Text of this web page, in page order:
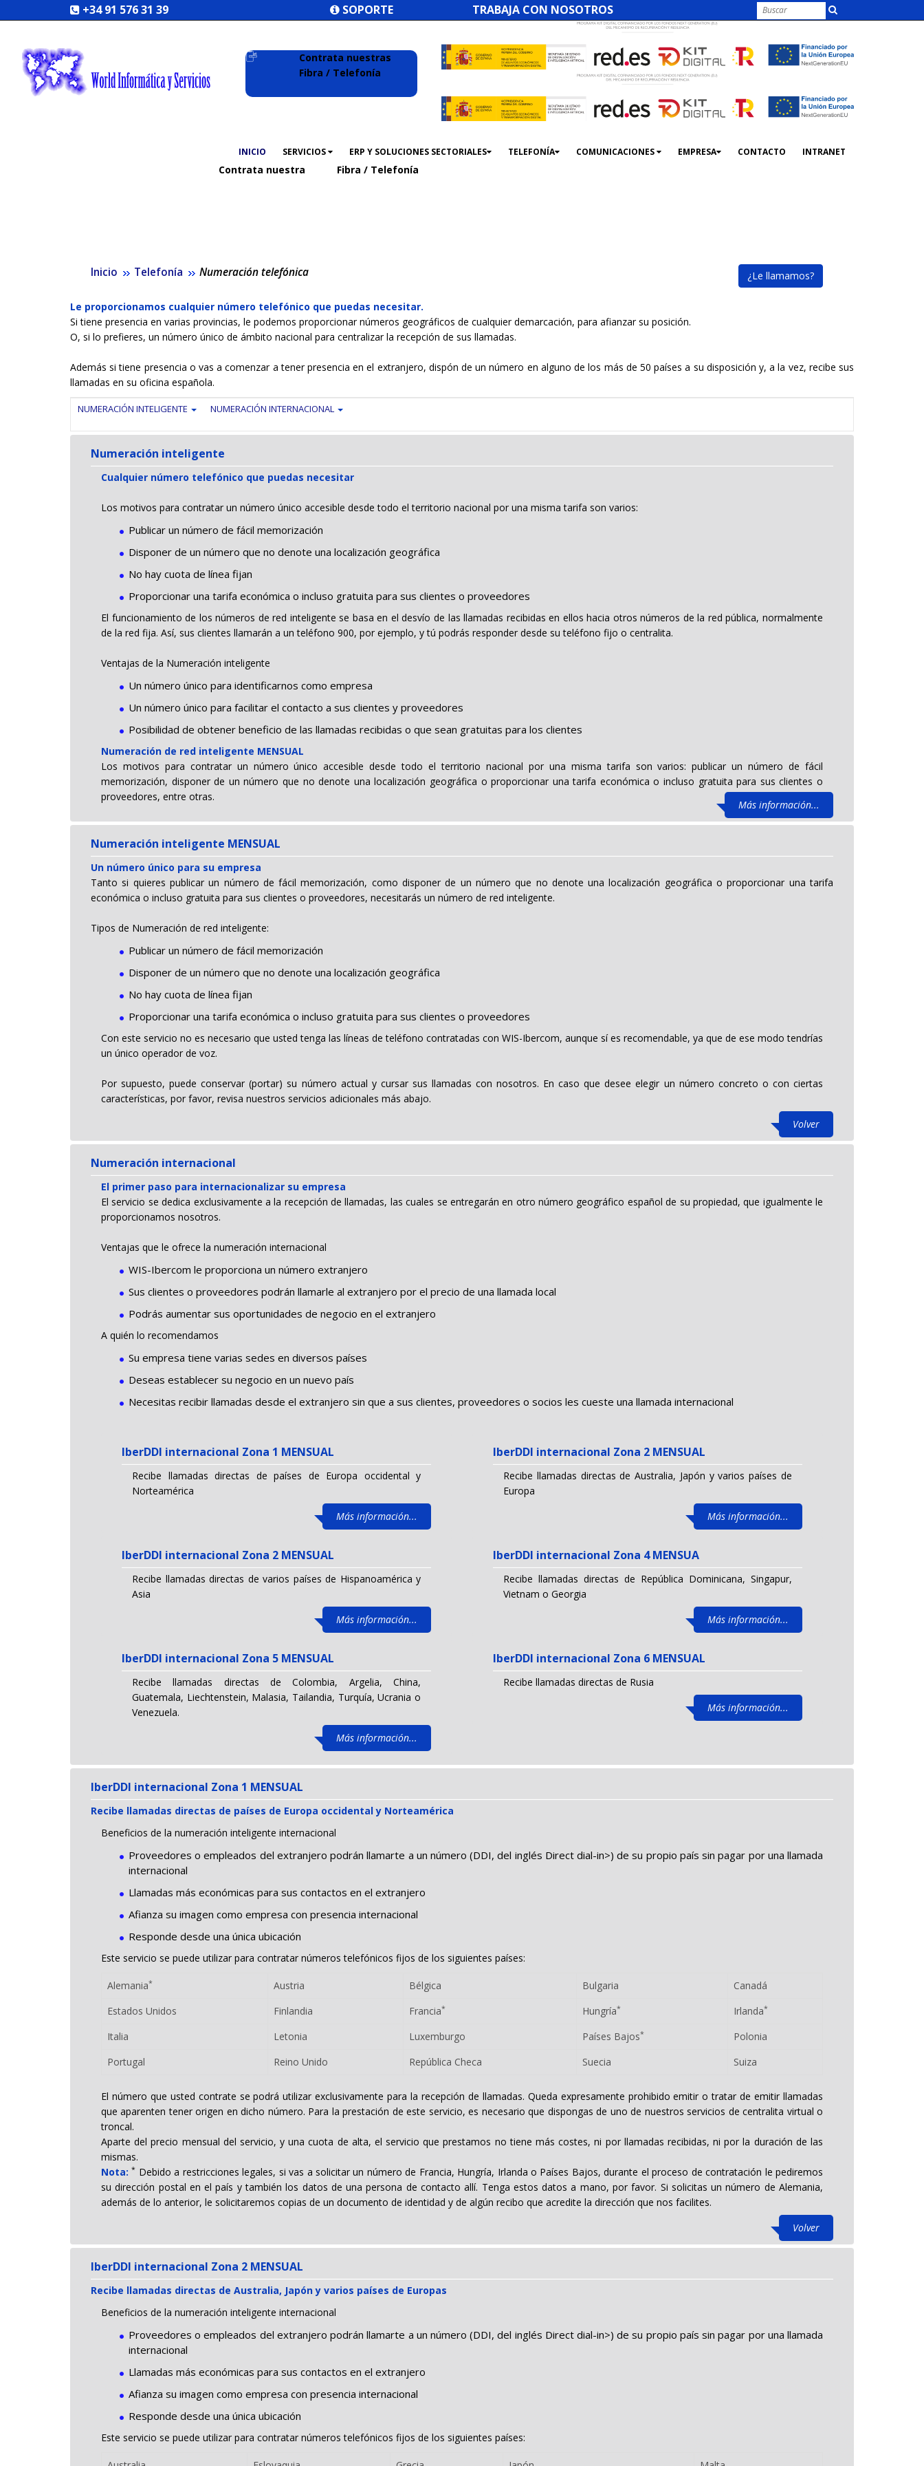
+34 91 576 31 39 SOPORTE TRABAJA CON NOSOTROS
Contrata nuestras
Fibra / Telefonía
INICIO SERVICIOS ERP Y SOLUCIONES SECTORIALES TELEFONÍA COMUNICACIONES EMPRESA CONTACTO INTRANET
Contrata nuestra Fibra / Telefonía
Inicio Telefonía Numeración telefónica ¿Le llamamos?
Le proporcionamos cualquier número telefónico que puedas necesitar.
Si tiene presencia en varias provincias, le podemos proporcionar números geográficos de cualquier demarcación, para afianzar su posición.
O, si lo prefieres, un número único de ámbito nacional para centralizar la recepción de sus llamadas.
Además si tiene presencia o vas a comenzar a tener presencia en el extranjero, dispón de un número en alguno de los más de 50 países a su disposición y, a la vez, recibe sus
llamadas en su oficina española.
NUMERACIÓN INTELIGENTE NUMERACIÓN INTERNACIONAL
Numeración inteligente
Cualquier número telefónico que puedas necesitar
Los motivos para contratar un número único accesible desde todo el territorio nacional por una misma tarifa son varios:
Publicar un número de fácil memorización
Disponer de un número que no denote una localización geográfica
No hay cuota de línea fijan
Proporcionar una tarifa económica o incluso gratuita para sus clientes o proveedores
El funcionamiento de los números de red inteligente se basa en el desvío de las llamadas recibidas en ellos hacia otros números de la red pública, normalmente
de la red fija. Así, sus clientes llamarán a un teléfono 900, por ejemplo, y tú podrás responder desde su teléfono fijo o centralita.
Ventajas de la Numeración inteligente
Un número único para identificarnos como empresa
Un número único para facilitar el contacto a sus clientes y proveedores
Posibilidad de obtener beneficio de las llamadas recibidas o que sean gratuitas para los clientes
Numeración de red inteligente MENSUAL
Los motivos para contratar un número único accesible desde todo el territorio nacional por una misma tarifa son varios: publicar un número de fácil
memorización, disponer de un número que no denote una localización geográfica o proporcionar una tarifa económica o incluso gratuita para sus clientes o
proveedores, entre otras.
Más información...
Numeración inteligente MENSUAL
Un número único para su empresa
Tanto si quieres publicar un número de fácil memorización, como disponer de un número que no denote una localización geográfica o proporcionar una tarifa
económica o incluso gratuita para sus clientes o proveedores, necesitarás un número de red inteligente.
Tipos de Numeración de red inteligente:
Publicar un número de fácil memorización
Disponer de un número que no denote una localización geográfica
No hay cuota de línea fijan
Proporcionar una tarifa económica o incluso gratuita para sus clientes o proveedores
Con este servicio no es necesario que usted tenga las líneas de teléfono contratadas con WIS-Ibercom, aunque sí es recomendable, ya que de ese modo tendrías
un único operador de voz.
Por supuesto, puede conservar (portar) su número actual y cursar sus llamadas con nosotros. En caso que desee elegir un número concreto o con ciertas
características, por favor, revisa nuestros servicios adicionales más abajo.
Volver
Numeración internacional
El primer paso para internacionalizar su empresa
El servicio se dedica exclusivamente a la recepción de llamadas, las cuales se entregarán en otro número geográfico español de su propiedad, que igualmente le
proporcionamos nosotros.
Ventajas que le ofrece la numeración internacional
WIS-Ibercom le proporciona un número extranjero
Sus clientes o proveedores podrán llamarle al extranjero por el precio de una llamada local
Podrás aumentar sus oportunidades de negocio en el extranjero
A quién lo recomendamos
Su empresa tiene varias sedes en diversos países
Deseas establecer su negocio en un nuevo país
Necesitas recibir llamadas desde el extranjero sin que a sus clientes, proveedores o socios les cueste una llamada internacional
IberDDI internacional Zona 1 MENSUAL
Recibe llamadas directas de países de Europa occidental y
Norteamérica
Más información...
IberDDI internacional Zona 2 MENSUAL
Recibe llamadas directas de Australia, Japón y varios países de
Europa
Más información...
IberDDI internacional Zona 2 MENSUAL
Recibe llamadas directas de varios países de Hispanoamérica y
Asia
Más información...
IberDDI internacional Zona 4 MENSUA
Recibe llamadas directas de República Dominicana, Singapur,
Vietnam o Georgia
Más información...
IberDDI internacional Zona 5 MENSUAL
Recibe llamadas directas de Colombia, Argelia, China,
Guatemala, Liechtenstein, Malasia, Tailandia, Turquía, Ucrania o
Venezuela.
Más información...
IberDDI internacional Zona 6 MENSUAL
Recibe llamadas directas de Rusia
Más información...
IberDDI internacional Zona 1 MENSUAL
Recibe llamadas directas de países de Europa occidental y Norteamérica
Beneficios de la numeración inteligente internacional
Proveedores o empleados del extranjero podrán llamarte a un número (DDI, del inglés Direct dial-in>) de su propio país sin pagar por una llamada
internacional
Llamadas más económicas para sus contactos en el extranjero
Afianza su imagen como empresa con presencia internacional
Responde desde una única ubicación
Este servicio se puede utilizar para contratar números telefónicos fijos de los siguientes países:
Alemania* Austria Bélgica Bulgaria
Canadá
Estados Unidos
Finlandia Francia* Hungría* Irlanda*
Italia Letonia Luxemburgo Países Bajos*
Polonia
Portugal
Reino Unido República Checa Suecia Suiza
El número que usted contrate se podrá utilizar exclusivamente para la recepción de llamadas. Queda expresamente prohibido emitir o tratar de emitir llamadas
que aparenten tener origen en dicho número. Para la prestación de este servicio, es necesario que dispongas de uno de nuestros servicios de centralita virtual o
troncal.
Aparte del precio mensual del servicio, y una cuota de alta, el servicio que prestamos no tiene más costes, ni por llamadas recibidas, ni por la duración de las
mismas.
Nota: * Debido a restricciones legales, si vas a solicitar un número de Francia, Hungría, Irlanda o Países Bajos, durante el proceso de contratación le pediremos
su dirección postal en el país y también los datos de una persona de contacto allí. Tenga estos datos a mano, por favor. Si solicitas un número de Alemania,
además de lo anterior, le solicitaremos copias de un documento de identidad y de algún recibo que acredite la dirección que nos facilites.
Volver
IberDDI internacional Zona 2 MENSUAL
Recibe llamadas directas de Australia, Japón y varios países de Europas
Beneficios de la numeración inteligente internacional
Proveedores o empleados del extranjero podrán llamarte a un número (DDI, del inglés Direct dial-in>) de su propio país sin pagar por una llamada
internacional
Llamadas más económicas para sus contactos en el extranjero
Afianza su imagen como empresa con presencia internacional
Responde desde una única ubicación
Este servicio se puede utilizar para contratar números telefónicos fijos de los siguientes países: